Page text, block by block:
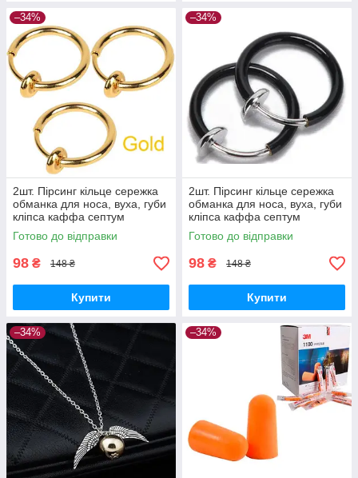
–34%
2шт. Пірсинг кільце сережка
обманка для носа, вуха, губи
кліпса каффа септум
(золото)
Готово до відправки
98 ₴ 148 ₴
Купити
–34%
2шт. Пірсинг кільце сережка
обманка для носа, вуха, губи
кліпса каффа септум
(чорний)
Готово до відправки
98 ₴ 148 ₴
Купити
–34% –34%